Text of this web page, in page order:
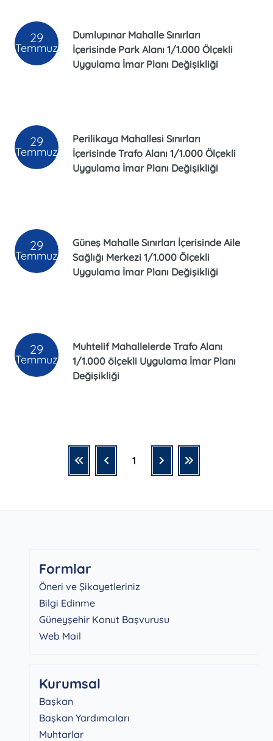
29
Temmuz
Dumlupınar Mahalle Sınırları
İçerisinde Park Alanı 1/1.000 Ölçekli
Uygulama İmar Planı Değişikliği
29
Temmuz
Perilikaya Mahallesi Sınırları
İçerisinde Trafo Alanı 1/1.000 Ölçekli
Uygulama İmar Planı Değişikliği
29
Temmuz
Güneş Mahalle Sınırları İçerisinde Aile
Sağlığı Merkezi 1/1.000 Ölçekli
Uygulama İmar Planı Değişikliği
29
Temmuz
Muhtelif Mahallelerde Trafo Alanı
1/1.000 ölçekli Uygulama İmar Planı
Değişikliği
1
Formlar
Öneri ve Şikayetleriniz
Bilgi Edinme
Güneyşehir Konut Başvurusu
Web Mail
Kurumsal
Başkan
Başkan Yardımcıları
Muhtarlar